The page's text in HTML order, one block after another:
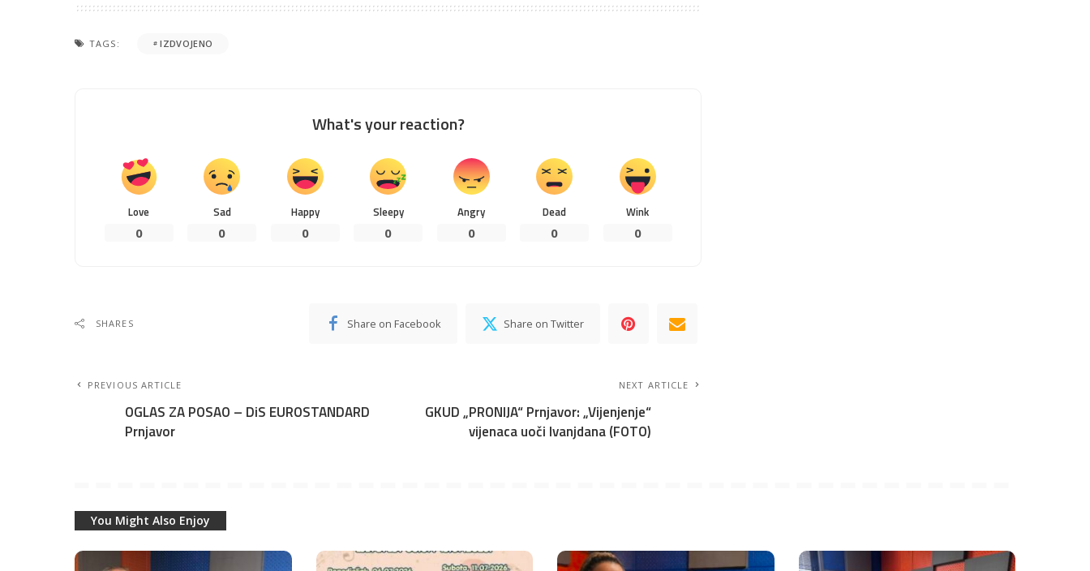
TAGS: IZDVOJENO
What's your reaction?
Love
0
Sad
0
Happy
0
Sleepy
0
Angry
0
Dead
0
Wink
0
SHARES Share on Facebook Share on Twitter
PREVIOUS ARTICLE
OGLAS ZA POSAO – DiS EUROSTANDARD
Prnjavor
NEXT ARTICLE
GKUD „PRONIJA“ Prnjavor: „Vijenjenje“
vijenaca uoči Ivanjdana (FOTO)
You Might Also Enjoy